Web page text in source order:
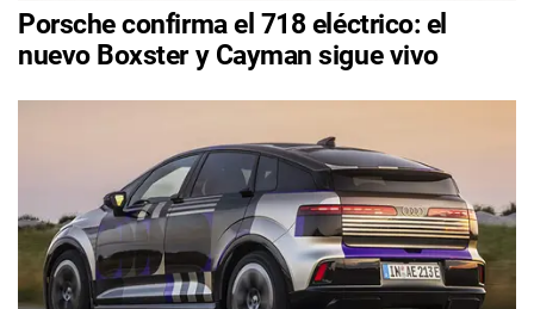
Porsche confirma el 718 eléctrico: el
nuevo Boxster y Cayman sigue vivo